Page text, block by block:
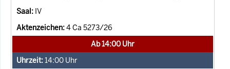
IV
4 Ca 5273/26
Ab 14:00 Uhr
14:00 Uhr